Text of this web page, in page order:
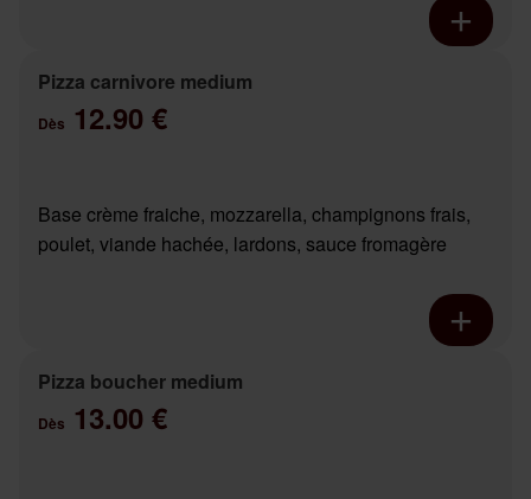
Pizza carnivore medium
Dès 12.90 €
Base crème fraiche, mozzarella, champignons frais,
poulet, viande hachée, lardons, sauce fromagère
Pizza boucher medium
Dès 13.00 €